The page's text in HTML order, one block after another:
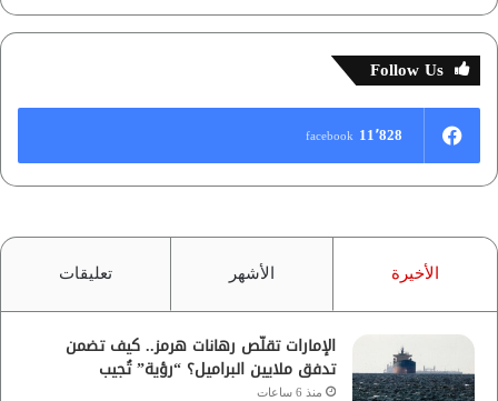
Follow Us
11٬828 facebook
الأخيرة الأشهر تعليقات
الإمارات تقلّص رهانات هرمز.. كيف تضمن
تدفق ملايين البراميل؟ “رؤية” تُجيب
منذ 6 ساعات